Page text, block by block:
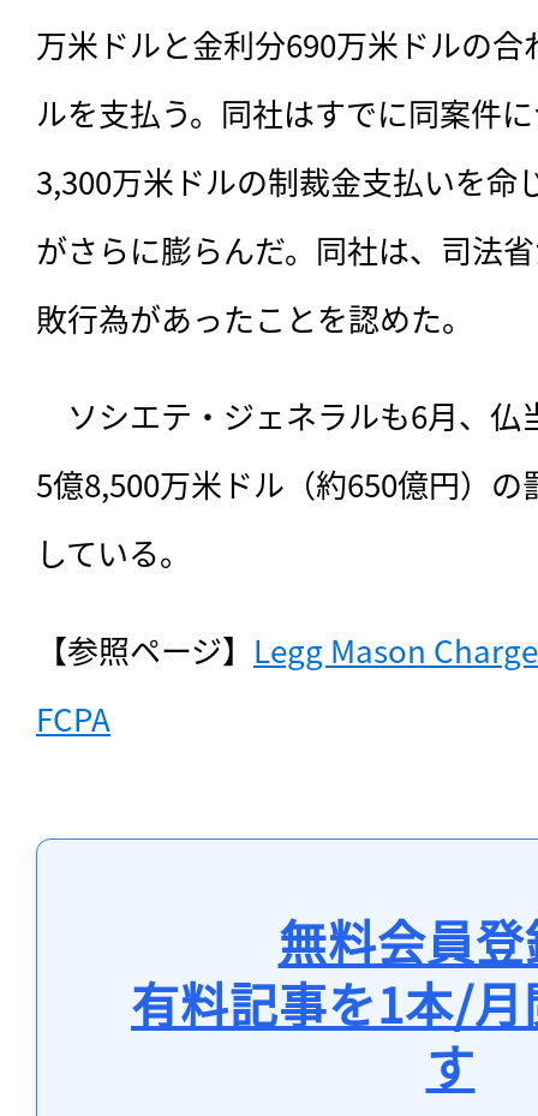
万米ドルと金利分690万米ドルの
ルを支払う。同社はすでに同案件
3,300万米ドルの制裁金支払いを命
がさらに膨らんだ。同社は、司法
敗行為があったことを認めた。
ソシエテ・ジェネラルも6月、仏
5億8,500万米ドル（約650億円）
している。
【参照ページ】 Legg Mason
FCPA
無料会員
有料記事を1本/
す